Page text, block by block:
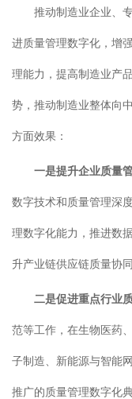
推动制造业企业、
进质量管理数字化，增
理能力，提高制造业产
势，推动制造业整体向
方面效果：
一是提升企业质量
数字技术和质量管理深
理数字化能力，推进数
升产业链供应链质量协
二是促进重点行业
范等工作，在生物医药
子制造、新能源与智能
推广的质量管理数字化